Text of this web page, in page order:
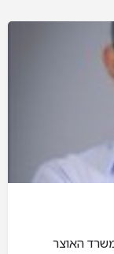
האוצר